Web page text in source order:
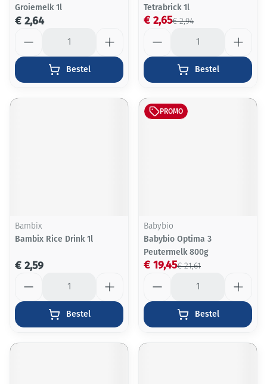
Groiemelk 1l
€ 2,64
Bestel
Tetrabrick 1l
€ 2,94
€ 2,65
Bestel
Bambix
Bambix Rice Drink 1l
€ 2,59
Bestel
PROMO
Babybio
Babybio Optima 3
Peutermelk 800g
€ 21,61
€ 19,45
Bestel